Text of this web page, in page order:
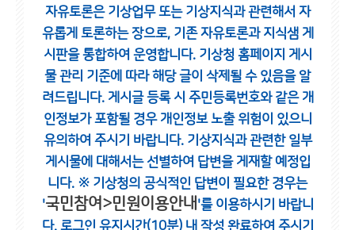
자유토론은 기상업무 또는 기상지식과 관련해서 자
유롭게 토론하는 장으로, 기존 자유토론과 지식샘 게
시판을 통합하여 운영합니다. 기상청 홈페이지 게시
물 관리 기준에 따라 해당 글이 삭제될 수 있음을 알
려드립니다. 게시글 등록 시 주민등록번호와 같은 개
인정보가 포함될 경우 개인정보 노출 위험이 있으니
유의하여 주시기 바랍니다. 기상지식과 관련한 일부
게시물에 대해서는 선별하여 답변을 게재할 예정입
니다. ※ 기상청의 공식적인 답변이 필요한 경우는
'국민참여>민원이용안내 '를 이용하시기 바랍니
다. 로그인 유지시간(10분) 내 작성 완료하여 주시기